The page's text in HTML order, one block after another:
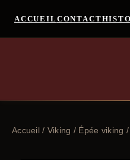
ACCUEIL CONTACT
Accueil/ Viking / Épée viking